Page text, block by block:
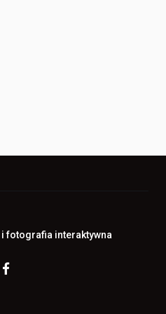
fotografia interaktywna